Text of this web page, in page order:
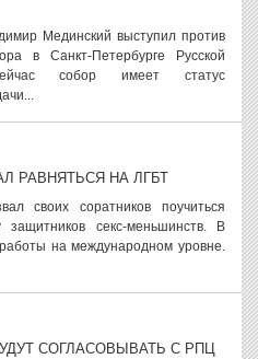
Мединский выступил против
в Санкт-Петербурге Русской
собор имеет статус
РАВНЯТЬСЯ НА ЛГБТ
своих соратников поучиться
секс-меньшинств. В
на международном уровне.
СОГЛАСОВЫВАТЬ С РПЦ